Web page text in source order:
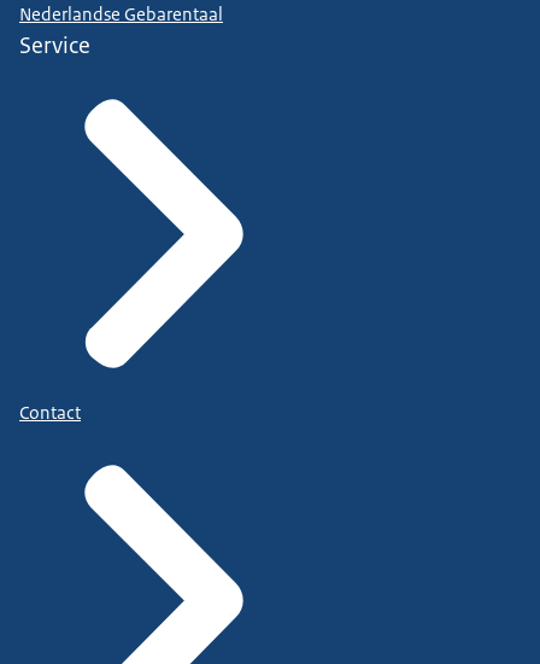
Nederlandse Gebarentaal
Service
Contact